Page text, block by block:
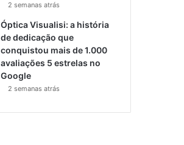
2 semanas atrás
Óptica Visualisi: a história
de dedicação que
conquistou mais de 1.000
avaliações 5 estrelas no
Google
2 semanas atrás